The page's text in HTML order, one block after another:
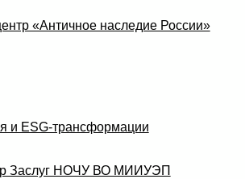
«Античное наследие России»
и ESG-трансформации
Заслуг НОЧУ ВО МИИУЭП